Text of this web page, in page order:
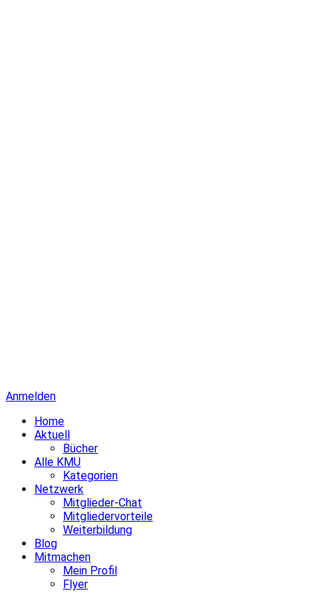
Anmelden
Home
Aktuell
Bücher
Alle KMU
Kategorien
Netzwerk
Mitglieder-Chat
Mitgliedervorteile
Weiterbildung
Blog
Mitmachen
Mein Profil
Flyer